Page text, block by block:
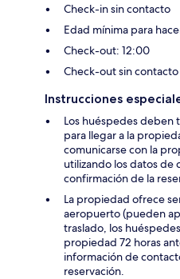
Check-in sin contacto
Edad mínima para
Check-out: 12:00
Check-out sin contacto
Instrucciones
Los huéspedes deben
para llegar a la
comunicarse con la
utilizando los datos de
confirmación de la
La propiedad ofrece
aeropuerto (pueden
traslado, los
propiedad 72 horas
información de
reservación.